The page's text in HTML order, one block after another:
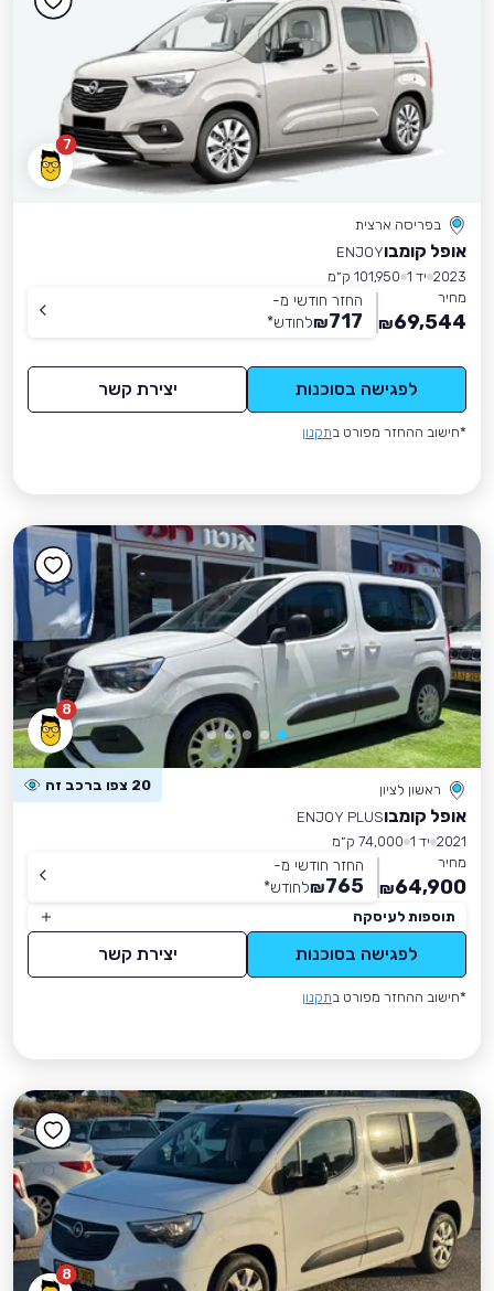
7
בפריסה ארצית
אופל קומבוENJOY
2023 יד 1
101,950 ק״מ
מחיר
69,544
₪
החזר חודשי מ-
717
₪לחודש*
לפגישה בסוכנות יצירת קשר
*חישוב ההחזר מפורט בתקנון
8
ראשון לציון 20 צפו ברכב זה
אופל קומבוENJOY PLUS
2021 יד 1
74,000 ק״מ
מחיר
64,900
₪
החזר חודשי מ-
765
₪לחודש*
תוספות לעיסקה
לפגישה בסוכנות יצירת קשר
*חישוב ההחזר מפורט בתקנון
8